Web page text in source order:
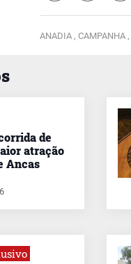
ANADIA , CAMPANHA ,
de
atração
Ancas